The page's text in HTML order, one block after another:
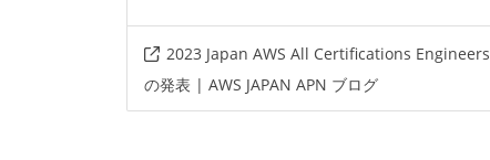
2023 Japan AWS All Certifications Engineers
の発表 | AWS JAPAN APN ブログ